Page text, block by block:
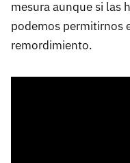
mesura aunque si las
podemos permitirnos
remordimiento.